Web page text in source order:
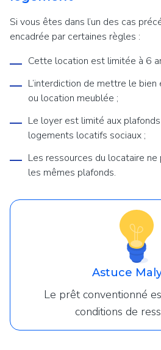
Si vous êtes dans l’un des cas
encadrée par certaines règles :
Cette location est limitée à 6
L’interdiction de mettre le
ou location meublée ;
Le loyer est limité aux
logements locatifs sociaux ;
Les ressources du locataire
les mêmes plafonds.
Astuce
Le prêt conventionné
conditions de